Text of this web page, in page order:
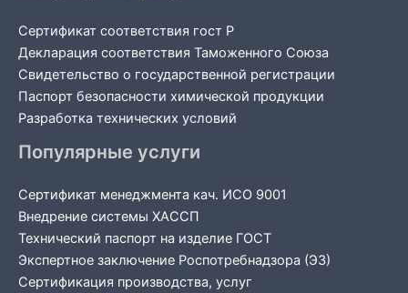
Сертификат соответствия гост Р
Декларация соответствия Таможенного Союза
Свидетельство о государственной регистрации
Паспорт безопасности химической продукции
Разработка технических условий
Популярные услуги
Сертификат менеджмента кач. ИСО 9001
Внедрение системы ХАССП
Технический паспорт на изделие ГОСТ
Экспертное заключение Роспотребнадзора (ЭЗ)
Сертификация производства, услуг